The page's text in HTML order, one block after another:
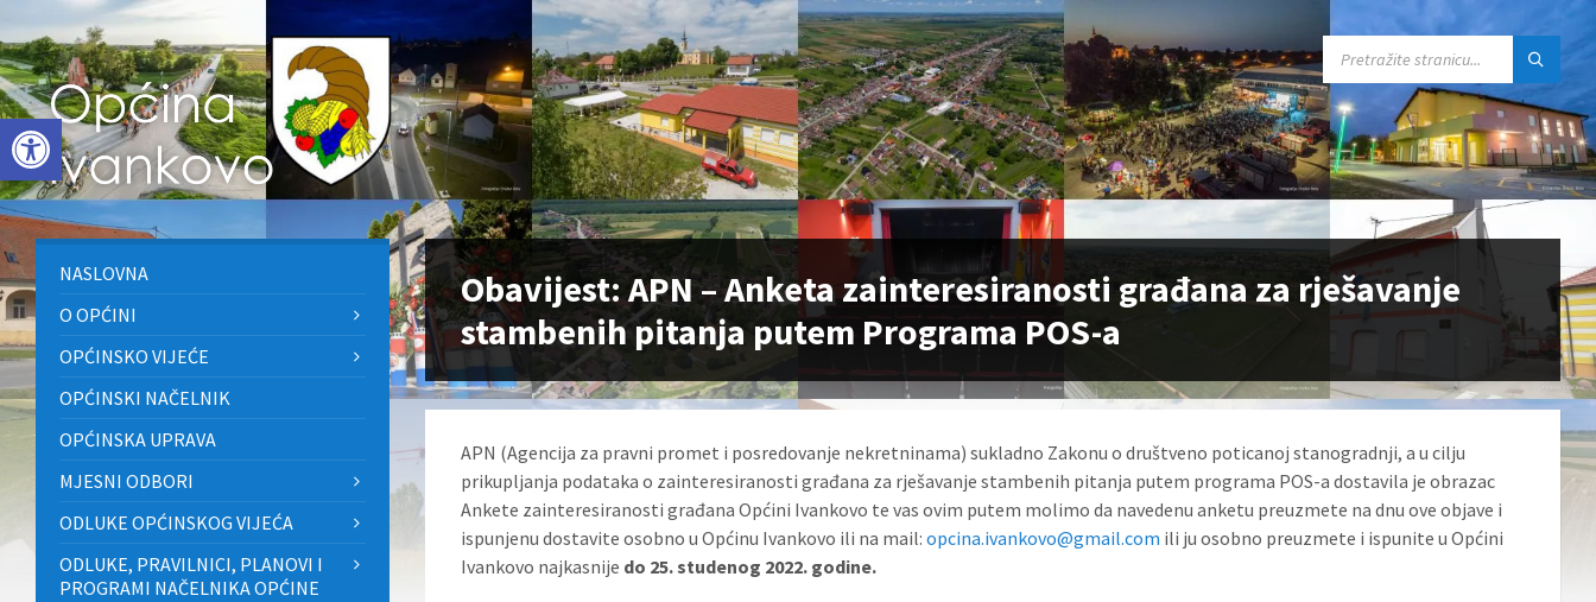
Open toolbar
to
content
to
left
sidebar
to
footer
Obavijest: APN – Anketa zainteresiranosti građana za rješavanje
stambenih pitanja putem Programa POS-a
APN (Agencija za pravni promet i posredovanje nekretninama) sukladno Zakonu o društveno poticanoj stanogradnji, a u cilju
prikupljanja podataka o zainteresiranosti građana za rješavanje stambenih pitanja putem programa POS-a dostavila je obrazac
Ankete zainteresiranosti građana Općini Ivankovo te vas ovim putem molimo da navedenu anketu preuzmete na dnu ove objave i
ispunjenu dostavite osobno u Općinu Ivankovo ili na mail:opcina.ivankovo@gmail.com ili ju osobno preuzmete i ispunite u Općini
Ivankovo najkasnije do 25. studenog 2022. godine.
NASLOVNA
O OPĆINI
OPĆINSKO VIJEĆE
OPĆINSKI NAČELNIK
OPĆINSKA UPRAVA
MJESNI ODBORI
ODLUKE OPĆINSKOG VIJEĆA
ODLUKE, PRAVILNICI, PLANOVI I
PROGRAMI NAČELNIKA OPĆINE